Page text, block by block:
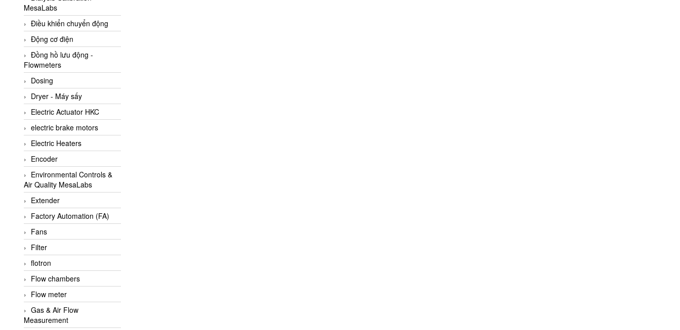
ANDILOG Technologies
Vietnam
Anritsu
ANTEC S.A
Antico pumps
Anybus/ HMS
AOBEN
Apex Dynamics Vietnam
Apex Dynamics Vietnam
Apiste
APLISENS VietNam
Apollo Fire
Appleton
AQ Matic
Aqualabo Vietnam
Aquametro
ARCA Regler
Arcos Hydraulik
Ardetem-Sfere-Vietnam
Argal
AS ENERGI
MesaLabs
Điều khiển chuyển động
Động cơ điện
Đồng hồ lưu động -
Flowmeters
Dosing
Dryer - Máy sấy
Electric Actuator HKC
electric brake motors
Electric Heaters
Encoder
Environmental Controls &
Air Quality MesaLabs
Extender
Factory Automation (FA)
Fans
Filter
flotron
Flow chambers
Flow meter
Gas & Air Flow
Measurement